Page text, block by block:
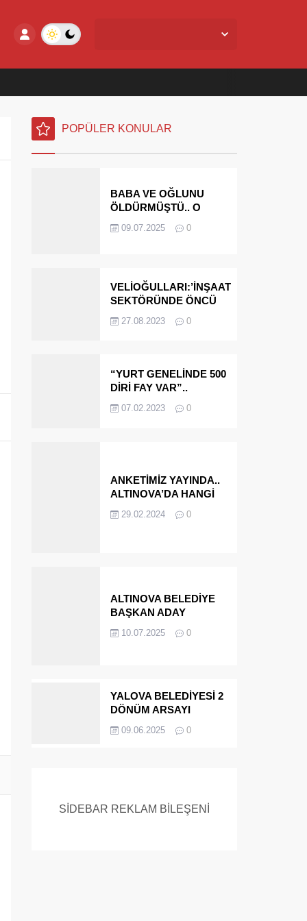
POPÜLER KONULAR
BABA VE OĞLUNU
ÖLDÜRMÜŞTÜ.. O
MİRASÇILARI
09.07.2025 0
VELİOĞULLARI:’İNŞAAT
SEKTÖRÜNDE ÖNCÜ
EDECEĞİZ’
27.08.2023 0
“YURT GENELİNDE 500
DİRİ FAY VAR”..
ÇINARCIK..
07.02.2023 0
ANKETİMİZ YAYINDA..
ALTINOVA’DA HANGİ
BAŞKANI OLARAK
29.02.2024 0
ALTINOVA BELEDİYE
BAŞKAN ADAY
MÜEBBET ALDI FİRAR
10.07.2025 0
YALOVA BELEDİYESİ 2
DÖNÜM ARSAYI
09.06.2025 0
SİDEBAR REKLAM BİLEŞENİ